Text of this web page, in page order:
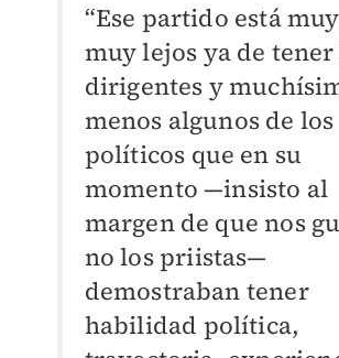
“Ese partido está
muy lejos ya de
dirigentes y
menos algunos de los
políticos que en su
momento —insisto al
margen de que nos
no los priistas—
demostraban tener
habilidad política,